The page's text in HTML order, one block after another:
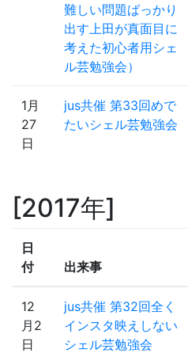
難しい問題ばっかり
出す上田が真面目に
考えた初心者用シェ
ル芸勉強会）
1月
27
日
jus共催 第33回めで
たいシェル芸勉強会
2017年
日
付
出来事
12
月2
日
jus共催 第32回全く
インスタ映えしない
シェル芸勉強会